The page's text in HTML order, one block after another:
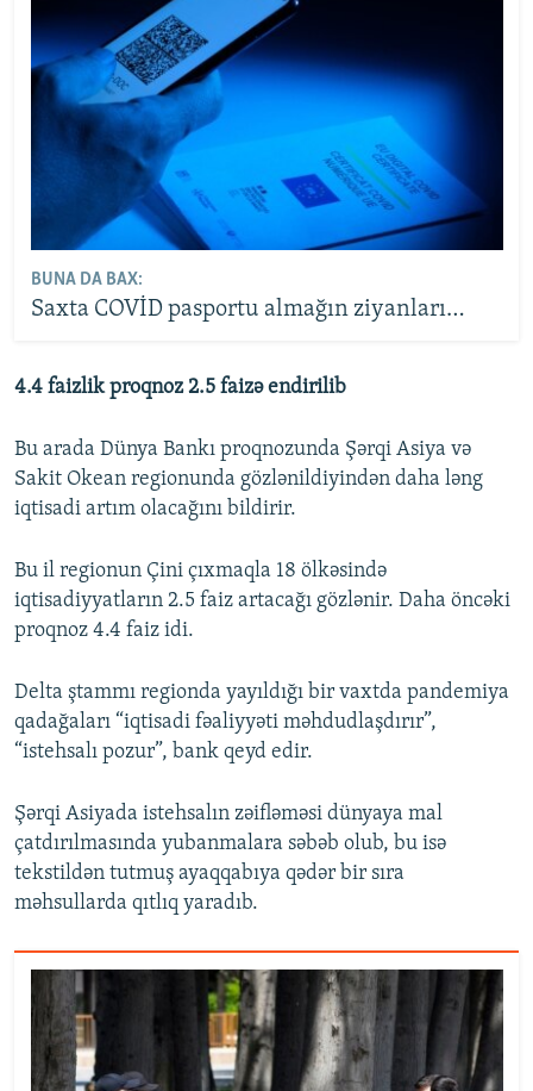
BUNA DA BAX:
Saxta COVİD pasportu almağın ziyanları…
4.4 faizlik proqnoz 2.5 faizə endirilib
Bu arada Dünya Bankı proqnozunda Şərqi Asiya və
Sakit Okean regionunda gözlənildiyindən daha ləng
iqtisadi artım olacağını bildirir.
Bu il regionun Çini çıxmaqla 18 ölkəsində
iqtisadiyyatların 2.5 faiz artacağı gözlənir. Daha öncəki
proqnoz 4.4 faiz idi.
Delta ştammı regionda yayıldığı bir vaxtda pandemiya
qadağaları “iqtisadi fəaliyyəti məhdudlaşdırır”,
“istehsalı pozur”, bank qeyd edir.
Şərqi Asiyada istehsalın zəifləməsi dünyaya mal
çatdırılmasında yubanmalara səbəb olub, bu isə
tekstildən tutmuş ayaqqabıya qədər bir sıra
məhsullarda qıtlıq yaradıb.